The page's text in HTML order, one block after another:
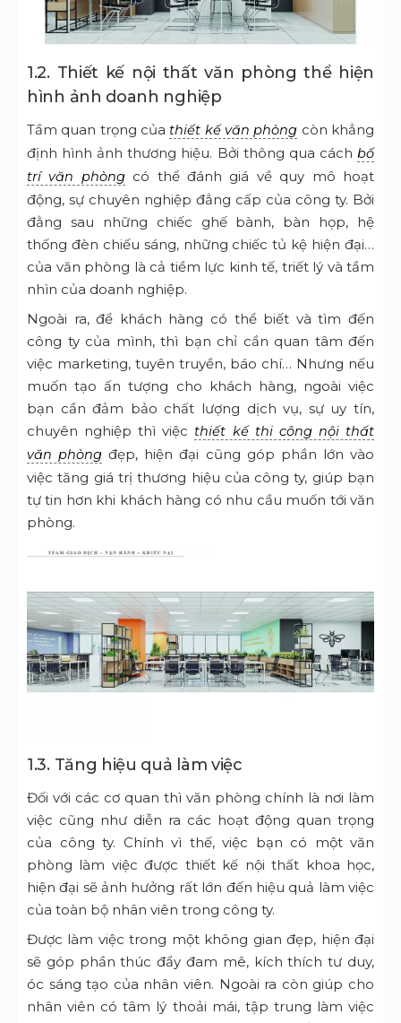
1.2. Thiết kế nội thất văn phòng thể hiện
hình ảnh doanh nghiệp
Tầm quan trọng của thiết kế văn phòng còn khẳng
định hình ảnh thương hiệu. Bởi thông qua cách bố
trí văn phòngcó thể đánh giá về quy mô hoạt
động, sự chuyên nghiệp đẳng cấp của công ty. Bởi
đằng sau những chiếc ghế bành, bàn họp, hệ
thống đèn chiếu sáng, những chiếc tủ kệ hiện đại…
của văn phòng là cả tiềm lực kinh tế, triết lý và tầm
nhìn của doanh nghiệp.
Ngoài ra, để khách hàng có thể biết và tìm đến
công ty của mình, thì bạn chỉ cần quan tâm đến
việc marketing, tuyên truyền, báo chí… Nhưng nếu
muốn tạo ấn tượng cho khách hàng, ngoài việc
bạn cần đảm bảo chất lượng dịch vụ, sự uy tín,
chuyên nghiệp thì việc thiết kế thi công nội thất
văn phòng đẹp, hiện đại cũng góp phần lớn vào
việc tăng giá trị thương hiệu của công ty, giúp bạn
tự tin hơn khi khách hàng có nhu cầu muốn tới văn
phòng.
1.3. Tăng hiệu quả làm việc
Đối với các cơ quan thì văn phòng chính là nơi làm
việc cũng như diễn ra các hoạt động quan trọng
của công ty. Chính vì thế, việc bạn có một văn
phòng làm việc được thiết kế nội thất khoa học,
hiện đại sẽ ảnh hưởng rất lớn đến hiệu quả làm việc
của toàn bộ nhân viên trong công ty.
Được làm việc trong một không gian đẹp, hiện đại
sẽ góp phần thúc đẩy đam mê, kích thích tư duy,
óc sáng tạo của nhân viên. Ngoài ra còn giúp cho
nhân viên có tâm lý thoải mái, tập trung làm việc